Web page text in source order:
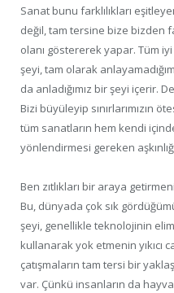
Sanat bunu farklılıkları
değil, tam tersine bize bizden
olanı göstererek yapar. Tüm
şeyi, tam olarak
da anladığımız bir şeyi içerir.
Bizi büyüleyip sınırlarımızın
tüm sanatların hem kendi
yönlendirmesi gereken
Ben zıtlıkları bir araya
Bu, dünyada çok sık
şeyi, genellikle teknolojinin
kullanarak yok etmenin yıkıcı
çatışmaların tam tersi bir
var. Çünkü insanların da